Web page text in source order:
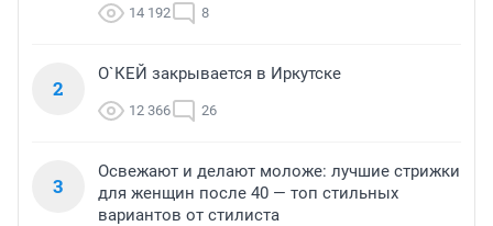
14 192 8
2
О`КЕЙ закрывается в Иркутске
12 366 26
3
Освежают и делают моложе: лучшие стрижки
для женщин после 40 — топ стильных
вариантов от стилиста